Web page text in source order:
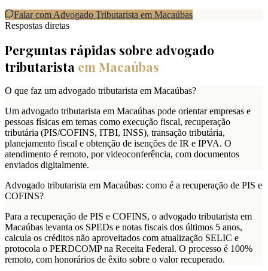
Falar com Advogado Tributarista em Macaúbas
Respostas diretas
Perguntas rápidas sobre advogado
tributarista em Macaúbas
O que faz um advogado tributarista em Macaúbas?
Um advogado tributarista em Macaúbas pode orientar empresas e
pessoas físicas em temas como execução fiscal, recuperação
tributária (PIS/COFINS, ITBI, INSS), transação tributária,
planejamento fiscal e obtenção de isenções de IR e IPVA. O
atendimento é remoto, por videoconferência, com documentos
enviados digitalmente.
Advogado tributarista em Macaúbas: como é a recuperação de PIS e
COFINS?
Para a recuperação de PIS e COFINS, o advogado tributarista em
Macaúbas levanta os SPEDs e notas fiscais dos últimos 5 anos,
calcula os créditos não aproveitados com atualização SELIC e
protocola o PERDCOMP na Receita Federal. O processo é 100%
remoto, com honorários de êxito sobre o valor recuperado.